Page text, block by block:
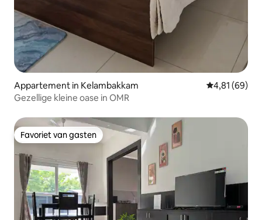
Appartement in Kelambakkam Gemiddelde
4,81 (69)
Gezellige kleine oase in OMR
Favoriet van gasten
Favoriet van gasten